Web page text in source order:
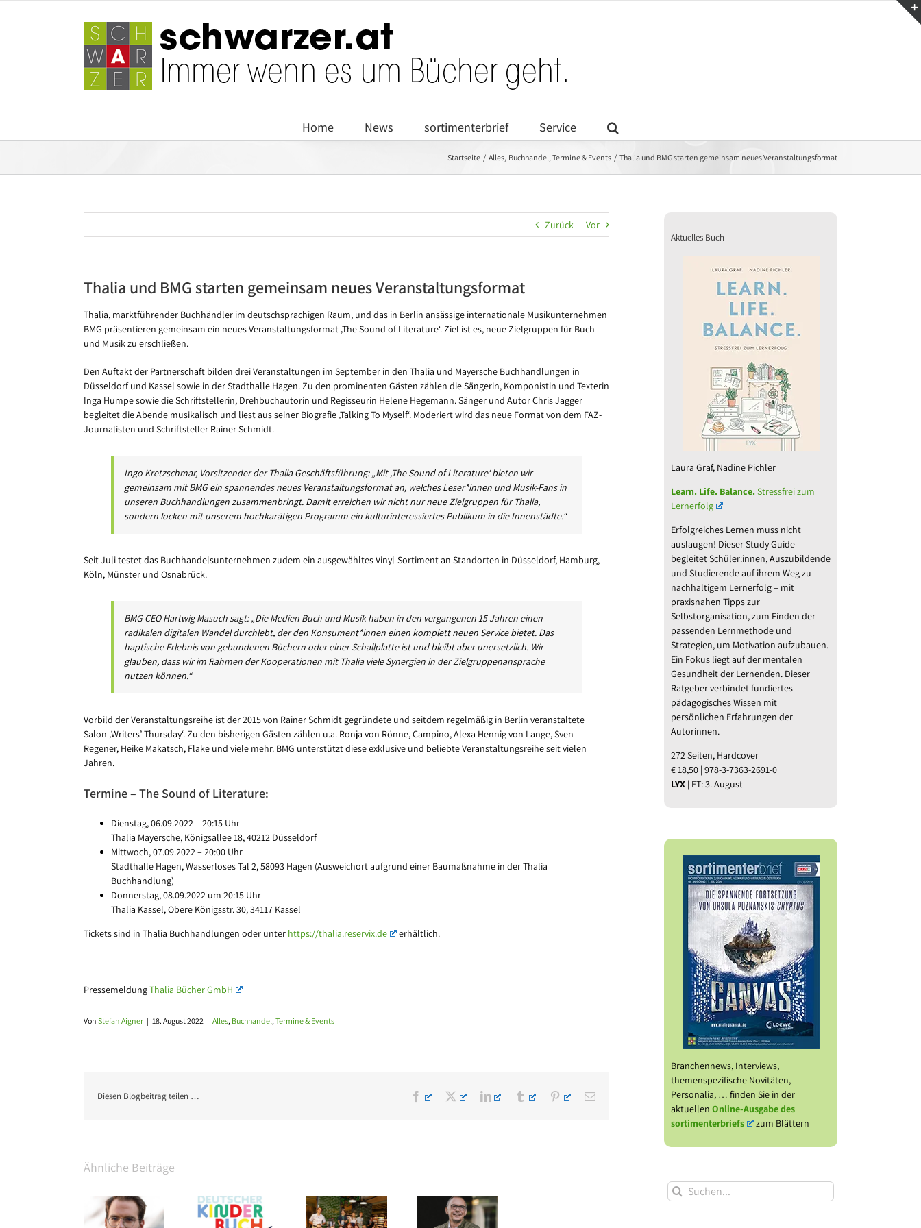
Home News sortimenterbrief Service
Startseite Alles Buchhandel Termine & Events Thalia und BMG starten gemeinsam neues Veranstaltungsformat
Zurück Vor
Thalia und BMG starten gemeinsam neues Veranstaltungsformat
Thalia, marktführender Buchhändler im deutschsprachigen Raum, und das in Berlin ansässige internationale Musikunternehmen
BMG präsentieren gemeinsam ein neues Veranstaltungsformat ‚The Sound of Literature‘. Ziel ist es, neue Zielgruppen für Buch
und Musik zu erschließen.
Den Auftakt der Partnerschaft bilden drei Veranstaltungen im September in den Thalia und Mayersche Buchhandlungen in
Düsseldorf und Kassel sowie in der Stadthalle Hagen. Zu den prominenten Gästen zählen die Sängerin, Komponistin und Texterin
Inga Humpe sowie die Schriftstellerin, Drehbuchautorin und Regisseurin Helene Hegemann. Sänger und Autor Chris Jagger
begleitet die Abende musikalisch und liest aus seiner Biografie ‚Talking To Myself‘. Moderiert wird das neue Format von dem FAZ-
Journalisten und Schriftsteller Rainer Schmidt.
Ingo Kretzschmar, Vorsitzender der Thalia Geschäftsführung: „Mit ‚The Sound of Literature‘ bieten wir
gemeinsam mit BMG ein spannendes neues Veranstaltungsformat an, welches Leser*innen und Musik-Fans in
unseren Buchhandlungen zusammenbringt. Damit erreichen wir nicht nur neue Zielgruppen für Thalia,
sondern locken mit unserem hochkarätigen Programm ein kulturinteressiertes Publikum in die Innenstädte.“
Seit Juli testet das Buchhandelsunternehmen zudem ein ausgewähltes Vinyl-Sortiment an Standorten in Düsseldorf, Hamburg,
Köln, Münster und Osnabrück.
BMG CEO Hartwig Masuch sagt: „Die Medien Buch und Musik haben in den vergangenen 15 Jahren einen
radikalen digitalen Wandel durchlebt, der den Konsument*innen einen komplett neuen Service bietet. Das
haptische Erlebnis von gebundenen Büchern oder einer Schallplatte ist und bleibt aber unersetzlich. Wir
glauben, dass wir im Rahmen der Kooperationen mit Thalia viele Synergien in der Zielgruppenansprache
nutzen können.“
Vorbild der Veranstaltungsreihe ist der 2015 von Rainer Schmidt gegründete und seitdem regelmäßig in Berlin veranstaltete
Salon ‚Writers’ Thursday‘. Zu den bisherigen Gästen zählen u.a. Ronja von Rönne, Campino, Alexa Hennig von Lange, Sven
Regener, Heike Makatsch, Flake und viele mehr. BMG unterstützt diese exklusive und beliebte Veranstaltungsreihe seit vielen
Jahren.
Termine – The Sound of Literature:
Dienstag, 06.09.2022 – 20:15 Uhr
Thalia Mayersche, Königsallee 18, 40212 Düsseldorf
Mittwoch, 07.09.2022 – 20:00 Uhr
Stadthalle Hagen, Wasserloses Tal 2, 58093 Hagen (Ausweichort aufgrund einer Baumaßnahme in der Thalia
Buchhandlung)
Donnerstag, 08.09.2022 um 20:15 Uhr
Thalia Kassel, Obere Königsstr. 30, 34117 Kassel
Tickets sind in Thalia Buchhandlungen oder unter https://thalia.reservix.de erhältlich.
PressemeldungThalia Bücher GmbH
Von Stefan Aigner | 18. August 2022 | Alles, Buchhandel, Termine & Events
Diesen Blogbeitrag teilen … Facebook
X LinkedInTumblr PinterestE-
Ähnliche Beiträge
Shortlist des
Thalia eröffnet
Veränderung im
Aktuelles Buch
Laura Graf, Nadine Pichler
Learn. Life. Balance.Stressfrei zum
Lernerfolg
Erfolgreiches Lernen muss nicht
auslaugen! Dieser Study Guide
begleitet Schüler:innen, Auszubildende
und Studierende auf ihrem Weg zu
nachhaltigem Lernerfolg – mit
praxisnahen Tipps zur
Selbstorganisation, zum Finden der
passenden Lernmethode und
Strategien, um Motivation aufzubauen.
Ein Fokus liegt auf der mentalen
Gesundheit der Lernenden. Dieser
Ratgeber verbindet fundiertes
pädagogisches Wissen mit
persönlichen Erfahrungen der
Autorinnen.
272 Seiten, Hardcover
€ 18,50 | 978-3-7363-2691-0
LYX | ET: 3. August
Branchennews, Interviews,
themenspezifische Novitäten,
Personalia, … finden Sie in der
aktuellen Online-Ausgabe des
sortimenterbriefs
zum Blättern
Suche
nach: